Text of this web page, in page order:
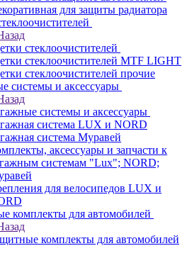
для защиты радиатора
стеклоочистителей
стеклоочистителей MTF LIGHT
стеклоочистителей прочие
системы и аксессуары
системы и аксессуары
система LUX и NORD
система Муравей
аксессуары и запчасти к
системам "Lux"; NORD;
для велосипедов LUX и
комплекты для автомобилей
комплекты для автомобилей